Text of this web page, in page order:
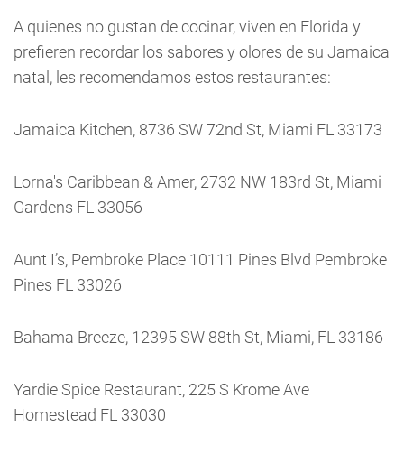
A quienes no gustan de cocinar, viven en Florida y
prefieren recordar los sabores y olores de su Jamaica
natal, les recomendamos estos restaurantes:
Jamaica Kitchen, 8736 SW 72nd St, Miami FL 33173
Lorna's Caribbean & Amer, 2732 NW 183rd St, Miami
Gardens FL 33056
Aunt I’s, Pembroke Place 10111 Pines Blvd Pembroke
Pines FL 33026
Bahama Breeze, 12395 SW 88th St, Miami, FL 33186
Yardie Spice Restaurant, 225 S Krome Ave
Homestead FL 33030